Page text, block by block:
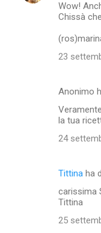
Wow!
Chissà
23
Anonimo
la tua
24
Tittina ha
carissima
Tittina
25